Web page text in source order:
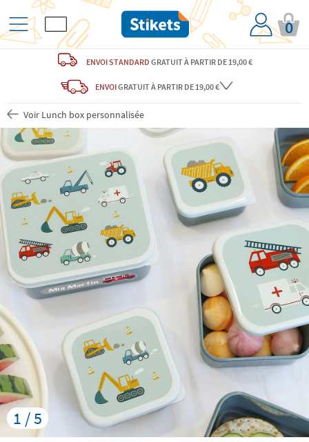
0
ENVOI STANDARD GRATUITÀ PARTIR DE 19,00 €
ENVOIGRATUITÀ PARTIR DE 19,00 €
Voir Lunch box personnalisée
1 / 5